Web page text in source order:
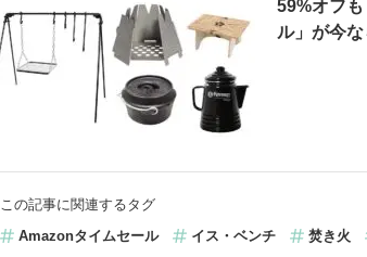
59%オフ
ル」が今
この記事に関連するタグ
Amazonタイムセール
イス・ベンチ 焚き火